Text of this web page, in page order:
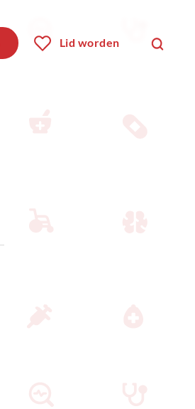
Lid worden